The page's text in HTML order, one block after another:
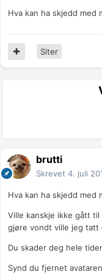
Hva kan ha skjedd med
Siter
brutti
Skrevet 4. juli
Hva kan ha skjedd med
Ville kanskje ikke gått
gjøre vondt ville jeg tatt
Du skader deg hele
Synd du fjernet